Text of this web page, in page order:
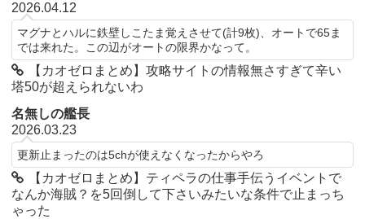
2026.04.12
マグナとハルに鉄壁しこたま覚えさせて(計9枚)、オートで65ま
では来れた。この辺がオートの限界かなって。
【カオゼロまとめ】攻略サイトの情報無さすぎて辛い
塔50が超えられないわ
名無しの艦長
2026.03.23
更新止まったのは5chが使えなくなったからやろ
【カオゼロまとめ】ティペラの仕事手伝うイベントで
なんか海賊？を5回倒して下さいみたいな条件で止まっち
ゃった